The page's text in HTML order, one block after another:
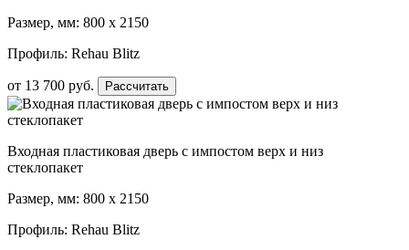
Размер, мм: 800 х 2150
Профиль: Rehau Blitz
от 13 700 руб. Рассчитать
Входная пластиковая дверь с импостом верх и низ
стеклопакет
Размер, мм: 800 х 2150
Профиль: Rehau Blitz